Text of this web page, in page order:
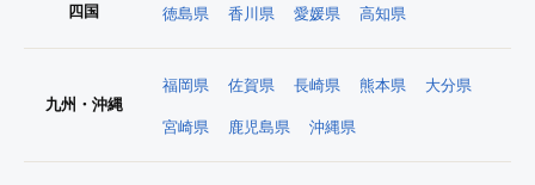
四国 徳島県 香川県 愛媛県 高知県
九州・沖縄
福岡県 佐賀県 長崎県 熊本県 大分県
宮崎県 鹿児島県 沖縄県